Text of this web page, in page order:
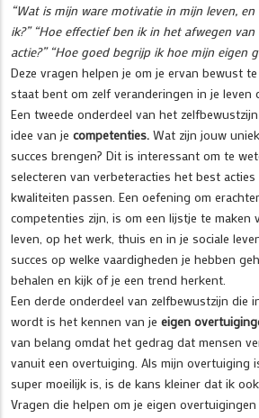
“Wat is mijn ware motivatie in mijn leven,
ik?” “Hoe effectief ben ik in het afwegen
actie?” “Hoe goed begrijp ik hoe mijn eigen
Deze vragen helpen je om je ervan bewust
staat bent om zelf veranderingen in je leven
Een tweede onderdeel van het
idee van je competenties. Wat zijn jouw
succes brengen? Dit is interessant om te
selecteren van verbeteracties het best
kwaliteiten passen. Een oefening om
competenties zijn, is om een lijstje te maken
leven, op het werk, thuis en in je sociale
succes op welke vaardigheden je hebben
behalen en kijk of je een trend herkent.
Een derde onderdeel van zelfbewustzijn die
wordt is het kennen van je eigen
van belang omdat het gedrag dat mensen
vanuit een overtuiging. Als mijn overtuiging
super moeilijk is, is de kans kleiner dat ik
Vragen die helpen om je eigen